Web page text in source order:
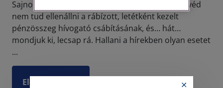
Sajnos időről időre előfordul, hogy egy-egy ügyvéd
nem tud ellenállni a rábízott, letétként kezelt
pénzösszeg hívogató csábításának, és… hát…
mondjuk ki, lecsap rá. Hallani a hírekben olyan esetet
...
Elolvasom